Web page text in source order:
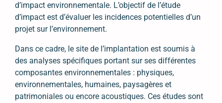
d’impact environnementale. L’objectif de l’étude
d’impact est d’évaluer les incidences potentielles d’un
projet sur l’environnement.
Dans ce cadre, le site de l’implantation est soumis à
des analyses spécifiques portant sur ses différentes
composantes environnementales : physiques,
environnementales, humaines, paysagères et
patrimoniales ou encore acoustiques. Ces études sont